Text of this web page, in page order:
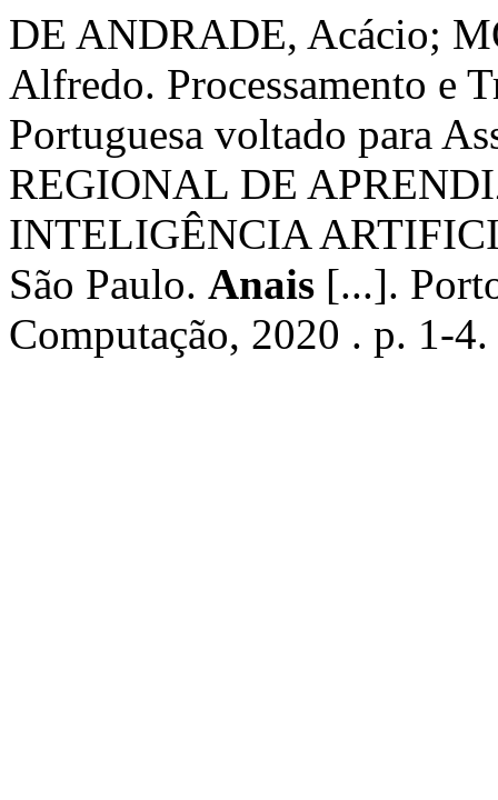
DE ANDRADE, Acácio;
Alfredo. Processamento e
Portuguesa voltado para
REGIONAL DE
INTELIGÊNCIA
São Paulo. Anais [...].
Computação, 2020 . p. 1-4.